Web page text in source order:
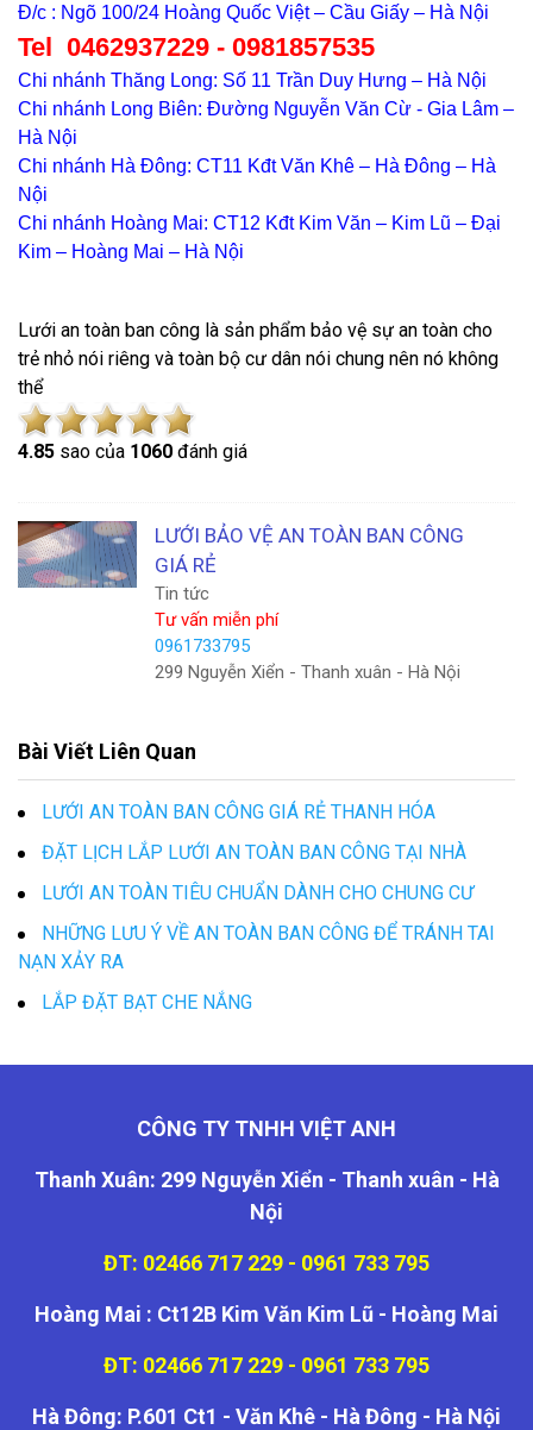
Đ/c : Ngõ 100/24 Hoàng Quốc Việt – Cầu Giấy – Hà Nội
Tel 0462937229 - 0981857535
Chi nhánh Thăng Long: Số 11 Trần Duy Hưng – Hà Nội
Chi nhánh Long Biên: Đường Nguyễn Văn Cừ - Gia Lâm –
Hà Nội
Chi nhánh Hà Đông: CT11 Kđt Văn Khê – Hà Đông – Hà
Nội
Chi nhánh Hoàng Mai: CT12 Kđt Kim Văn – Kim Lũ – Đại
Kim – Hoàng Mai – Hà Nội
Lưới an toàn ban công là sản phẩm bảo vệ sự an toàn cho
trẻ nhỏ nói riêng và toàn bộ cư dân nói chung nên nó không
thể
4.85 sao của 1060 đánh giá
LƯỚI BẢO VỆ AN TOÀN BAN CÔNG
GIÁ RẺ
Tin tức
Tư vấn miễn phí
0961733795
299 Nguyễn Xiển - Thanh xuân - Hà Nội
Bài Viết Liên Quan
LƯỚI AN TOÀN BAN CÔNG GIÁ RẺ THANH HÓA
ĐẶT LỊCH LẮP LƯỚI AN TOÀN BAN CÔNG TẠI NHÀ
LƯỚI AN TOÀN TIÊU CHUẨN DÀNH CHO CHUNG CƯ
NHỮNG LƯU Ý VỀ AN TOÀN BAN CÔNG ĐỂ TRÁNH TAI
NẠN XẢY RA
LẮP ĐẶT BẠT CHE NẮNG
CÔNG TY TNHH VIỆT ANH
Thanh Xuân: 299 Nguyễn Xiển - Thanh xuân - Hà
Nội
ĐT: 02466 717 229 - 0961 733 795
Hoàng Mai : Ct12B Kim Văn Kim Lũ - Hoàng Mai
ĐT: 02466 717 229 - 0961 733 795
Hà Đông: P.601 Ct1 - Văn Khê - Hà Đông - Hà Nội